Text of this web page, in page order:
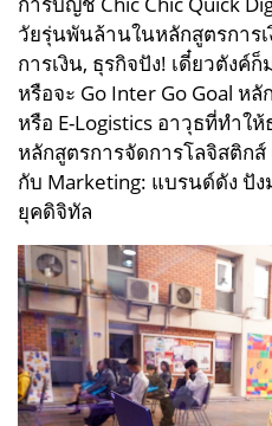
วัยรุ่นพันล้านในหลักสูตรการ
การเงิน, ธุรกิจปัง! เดี๋ยวตังค์
หรือจะ Go Inter Go Goal ห
หรือ E-Logistics อาวุธที่ทำใ
หลักสูตรการจัดการโลจิสติก
กับ Marketing: แบรนด์ดัง ปั
ยุคดิจิทัล